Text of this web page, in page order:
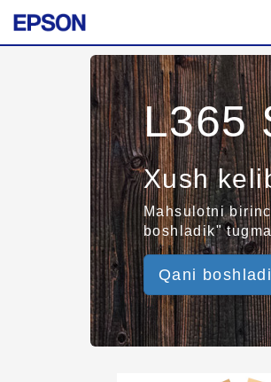
L365
Xush
Mahsulotni
boshladik"
Qani